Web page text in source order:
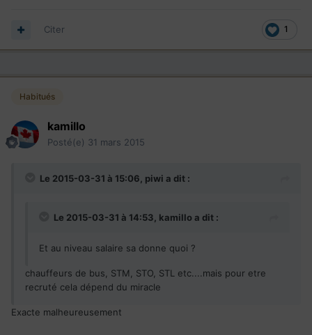
1
Citer
Habitués
kamillo
Posté(e) 31 mars 2015
Le 2015-03-31 à 15:06, piwi a dit :
Le 2015-03-31 à 14:53, kamillo a dit :
Et au niveau salaire sa donne quoi ?
chauffeurs de bus, STM, STO, STL etc....mais pour etre
recruté cela dépend du miracle
Exacte malheureusement